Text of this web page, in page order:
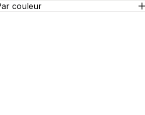
couleur